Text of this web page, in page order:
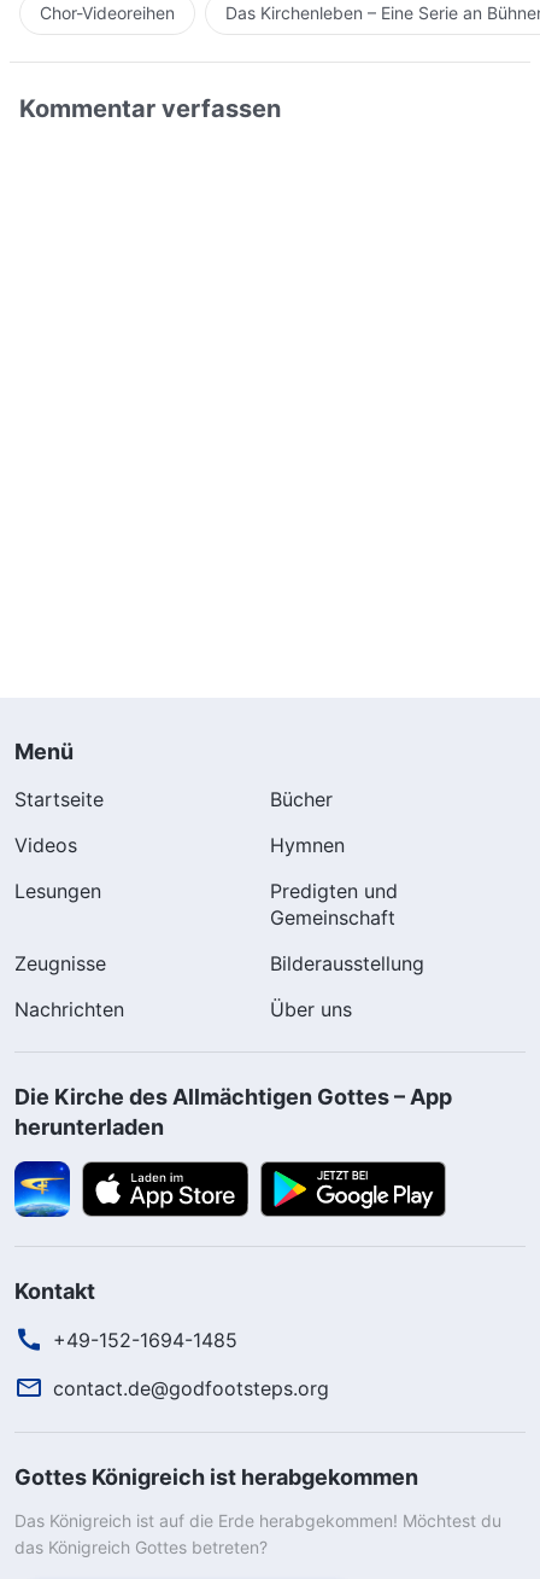
Chor-Videoreihen Das Kirchenleben – Eine Serie an
Kommentar verfassen
Menü
Startseite
Bücher
Videos
Hymnen
Lesungen
Predigten und
Gemeinschaft
Zeugnisse
Bilderausstellung
Nachrichten
Über uns
Die Kirche des Allmächtigen Gottes – App
herunterladen
Kontakt
+49-152-1694-1485
contact.de@godfootsteps.org
Gottes Königreich ist herabgekommen
Das Königreich ist auf die Erde herabgekommen! Möchtest du
das Königreich Gottes betreten?